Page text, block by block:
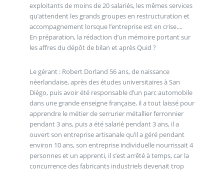
exploitants de moins de 20 salariés, les mêmes services
qu’attendent les grands groupes en restructuration et
accompagnement lorsque l’entreprise est en crise....
En préparation, la rédaction d’un mémoire portant sur
les affres du dépôt de bilan et après Quid ?
Le gérant : Robert Dorland 56 ans, de naissance
néerlandaise, après des études universitaires à San
Diégo, puis avoir été responsable d’un parc automobile
dans une grande enseigne française, il a tout laissé pour
apprendre le métier de serrurier métallier ferronnier
pendant 3 ans, puis a été salarié pendant 3 ans, il a
ouvert son entreprise artisanale qu’il a géré pendant
environ 10 ans, son entreprise individuelle nourrissait 4
personnes et un apprenti, il s’est arrêté à temps, car la
concurrence des fabricants industriels devenait trop